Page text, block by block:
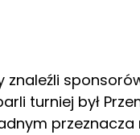
turniej był